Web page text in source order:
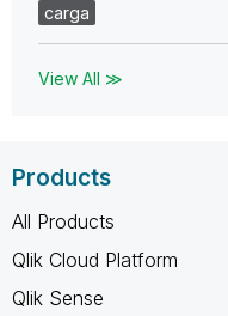
carga
View All ≫
Products
All Products
Qlik Cloud Platform
Qlik Sense